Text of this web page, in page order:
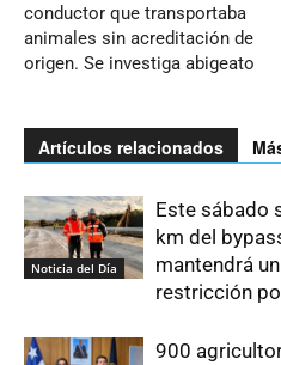
conductor que transportaba
animales sin acreditación de
origen. Se investiga abigeato
Artículos relacionados
Noticia del Día
Este sábado
km del
mantendrá
restricción
900